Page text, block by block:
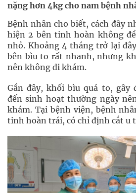
nặng hơn 4kg cho nam bệnh
Bệnh nhân cho biết, cách đây
hiện 2 bên tinh hoàn không
nhỏ. Khoảng 4 tháng trở lại
bên bìu to rất nhanh, nhưng
nên không đi khám.
Gần đây, khối bìu quá to, gây
đến sinh hoạt thường ngày
khám. Tại bệnh viện, bệnh
tinh hoàn trái, có chỉ định cắt u